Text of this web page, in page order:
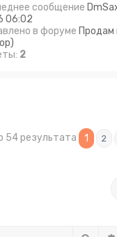
сообщение
06:02
в форуме
2
54 результата 1 2